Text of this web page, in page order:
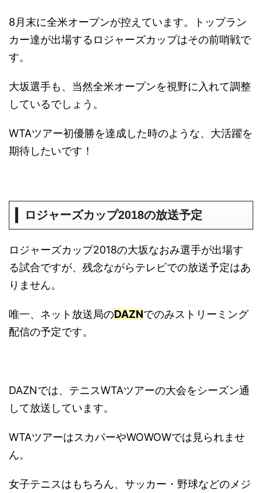
8月末に全米オープンが控えています。トップラン
カー達が出場するロジャーズカップはその前哨戦で
す。
大坂選手も、当然全米オープンを視野に入れて調整
しているでしょう。
WTAツアー初優勝を達成した時のような、大活躍を
期待したいです！
ロジャーズカップ2018の放送予定
ロジャーズカップ2018の大坂なおみ選手が出場す
る試合ですが、残念ながらテレビでの放送予定はあ
りません。
唯一、ネット放送局のDAZNでのみストリーミング
配信の予定です。
DAZNでは、テニスWTAツアーの大会をシーズン通
して放送しています。
WTAツアーはスカパーやWOWOWでは見られませ
ん。
女子テニスはもちろん、サッカー・野球などのメジ